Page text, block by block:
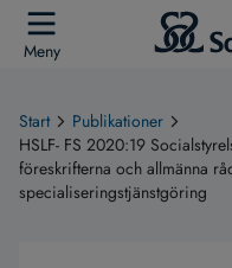
Meny
Start
Publikationer
HSLF- FS 2020:19
föreskrifterna och allmänna
specialiseringstjänstgöring